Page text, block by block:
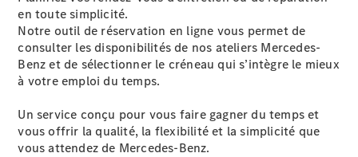
Châssis
Cabine
simple
Sprinter
Châssis
Cabine
double
Sprinter
Plateau
en toute simplicité.
Notre outil de réservation en ligne vous permet de
consulter les disponibilités de nos ateliers Mercedes-
Benz et de sélectionner le créneau qui s’intègre le mieux
à votre emploi du temps.
Un service conçu pour vous faire gagner du temps et
vous offrir la qualité, la flexibilité et la simplicité que
vous attendez de Mercedes-Benz.